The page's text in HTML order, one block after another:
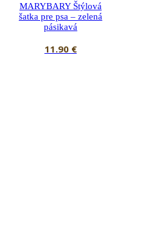
MARYBARY Štýlová
šatka pre psa – zelená
pásikavá
11.90 €